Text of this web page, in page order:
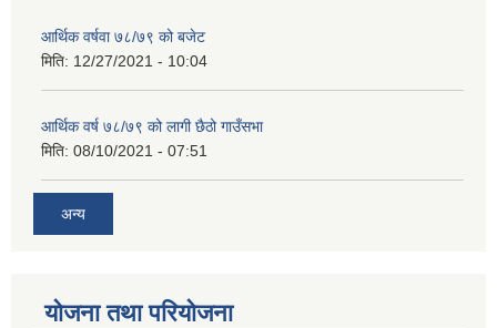
आर्थिक वर्षवा ७८/७९ को बजेट
मिति: 12/27/2021 - 10:04
आर्थिक वर्ष ७८/७९ को लागी छैठो गाउँसभा
मिति: 08/10/2021 - 07:51
अन्य
योजना तथा परियोजना